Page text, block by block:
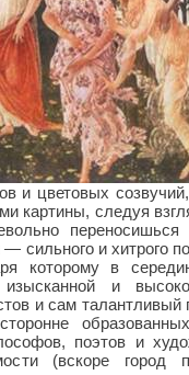
и цветовых
картины, следуя
сильного и хитрого
которому в
и
и сам талантливый
поэтов и
(вскоре город